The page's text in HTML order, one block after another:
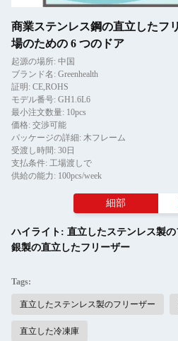
商業ステンレス鋼の直立したフ
場のための 6 つのドア
起源の場所: 中国
ブランド名: Greenhealth
証明: CE,ROHS
モデル番号: GH1.6L6
最小注文数量: 10pcs
価格: 交渉可能
パッケージの詳細: 木フレーム
受渡し時間: 30日
支払条件: 工場渡しで
供給の能力: 100pcs/week
細部
ハイライト: 直立したステンレス製
銀製の直立したフリーザー
Tags:
直立したステンレス製のフリーザー
直立した冷凍庫